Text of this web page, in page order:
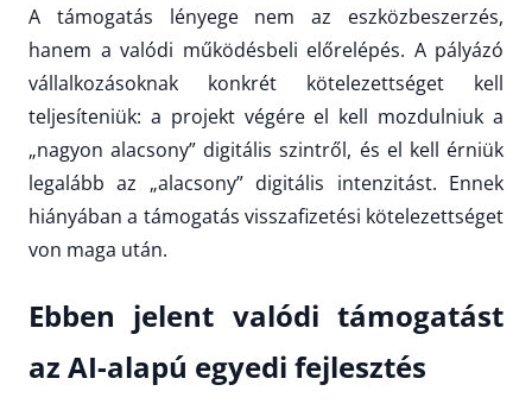
A támogatás lényege nem az eszközbeszerzés,
hanem a valódi működésbeli előrelépés. A pályázó
vállalkozásoknak konkrét kötelezettséget kell
teljesíteniük: a projekt végére el kell mozdulniuk a
„nagyon alacsony” digitális szintről, és el kell érniük
legalább az „alacsony” digitális intenzitást. Ennek
hiányában a támogatás visszafizetési kötelezettséget
von maga után.
Ebben jelent valódi támogatást
az AI-alapú egyedi fejlesztés